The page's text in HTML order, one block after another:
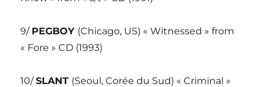
9/ PEGBOY (Chicago, US) « Witnessed » from
« Fore » CD (1993)
10/SLANT (Seoul, Corée du Sud) « Criminal »